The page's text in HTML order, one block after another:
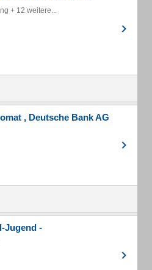
+ 12 weitere...
, Deutsche Bank AG
Jugend -